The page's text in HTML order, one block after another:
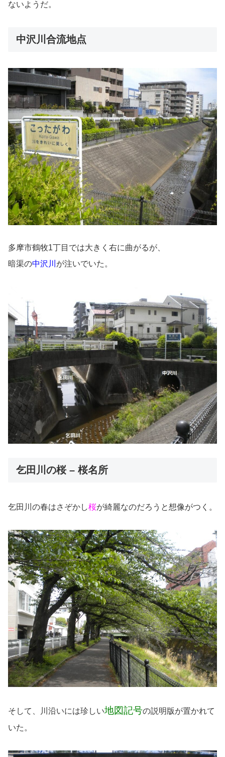
ないようだ。
中沢川合流地点
多摩市鶴牧1丁目では大きく右に曲がるが、
暗渠の中沢川 が注いでいた。
乞田川の桜 – 桜名所
乞田川の春はさぞかし桜が綺麗なのだろうと想像がつく。
そして、川沿いには珍しい地図記号の説明版が置かれて
いた。